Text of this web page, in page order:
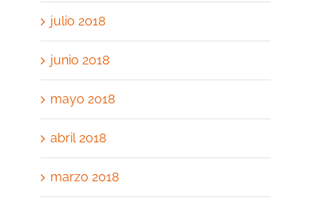
julio 2018
junio 2018
mayo 2018
abril 2018
marzo 2018